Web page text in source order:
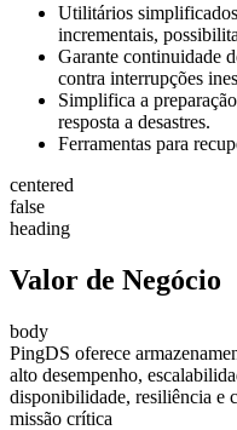
Utilitários
incrementais,
Garante continuidade
contra interrupções
Simplifica a
resposta a desastres.
Ferramentas para
centered
false
heading
Valor de Negócio
body
PingDS oferece
alto desempenho,
disponibilidade, resiliência e
missão crítica